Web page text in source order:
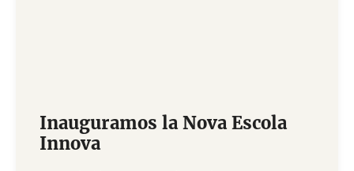
Inauguramos la Nova Escola
Innova